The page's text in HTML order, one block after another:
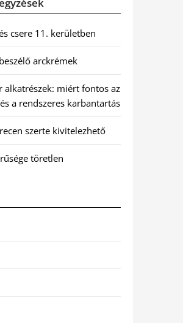
csere 11. kerületben
arckrémek
alkatrészek: miért fontos az
a rendszeres karbantartás
szerte kivitelezhető
töretlen